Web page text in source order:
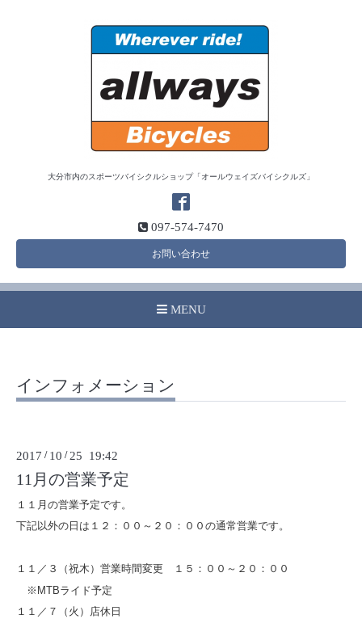
大分市内のスポーツバイシクルショップ「オールウェイズバイシクルズ」
097-574-7470
お問い合わせ
MENU
インフォメーション
2017 / 10 / 25 19:42
11月の営業予定
１１月の営業予定です。
下記以外の日は１２：００～２０：００の通常営業です。
１１／３（祝木）営業時間変更 １５：００～２０：００
※MTBライド予定
１１／７（火）店休日